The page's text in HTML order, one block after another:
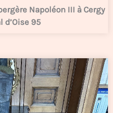
Napoléon III à Cergy
d’Oise 95